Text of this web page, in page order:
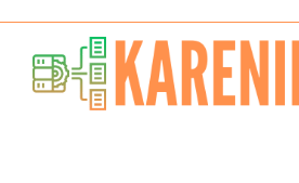
springen